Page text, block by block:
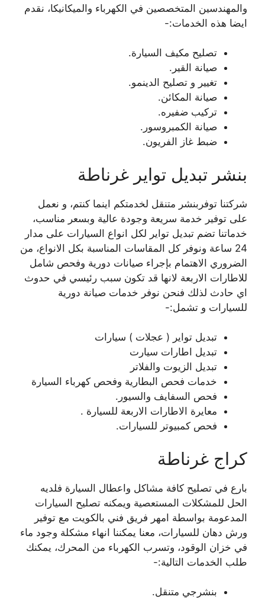
والمهندسين المتخصصين في الكهرباء والميكانيكا، نقدم
ايضا هذه الخدمات:-
تصليح مكيف السيارة.
صيانة القير.
تغيير و تصليح الدينمو.
صيانة المكائن.
تركيب ضفيره.
صيانة الكمبروسور.
ضبط غاز الفريون.
بنشر تبديل تواير غرناطة
شركتنا توفربنشر متنقل لخدمتكم اينما كنتم، و نعمل
على توفير خدمة سريعة وجودة عالية وبسعر مناسب،
خدماتنا تضم تبديل تواير لكل انواع السيارات على مدار
24 ساعة ونوفر كل المقاسات المناسبة بكل الانواع، من
الضروري الاهتمام بإجراء صيانات دورية وفحص شامل
للاطارات الاربعة لانها قد تكون سبب رئيسي في حدوث
اي حادث لذلك فنحن نوفر خدمات صيانة دورية
للسيارات و تشمل:-
تبديل تواير ( عجلات ) سيارات
تبديل اطارات سيارت
تبديل الزيوت والفلاتر
خدمات فحص البطارية وفحص كهرباء السيارة
فحص السفايف والسيور.
معايرة الاطارات الاربعة للسيارة .
فحص كمبيوتر للسيارات.
كراج غرناطة
بارع في تصليح كافة مشاكل واعطال السيارة فلديه
الحل للمشكلات المستعصية ويمكنه تصليح السيارات
المدعومة بواسطة امهر فريق فني بالكويت مع توفير
ورش دهان للسيارات، معنا يمكننا انهاء مشكلة وجود ماء
في خزان الوقود، وتسرب الكهرباء من المحرك، يمكنك
طلب الخدمات التالية:-
بنشرجي متنقل.